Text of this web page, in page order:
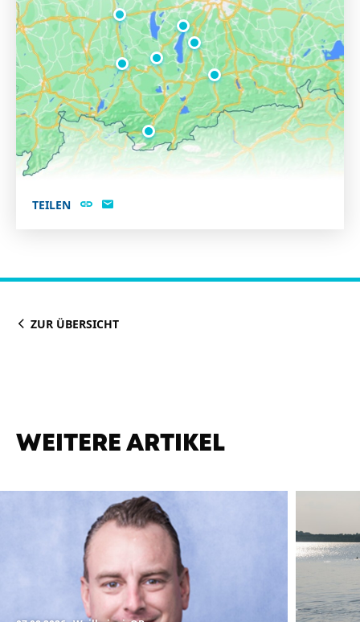
TEILEN
ZUR ÜBERSICHT
WEITERE ARTIKEL